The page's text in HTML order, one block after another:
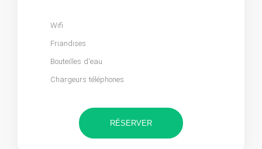
Wifi
Friandises
Bouteilles d'eau
Chargeurs téléphones
RÉSERVER